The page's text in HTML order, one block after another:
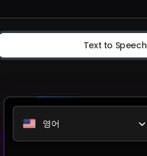
Text to Speech
영어